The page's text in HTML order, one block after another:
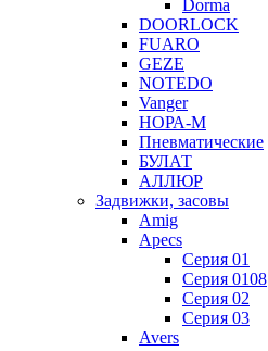
Dorma
DOORLOCK
FUARO
GEZE
NOTEDO
Vanger
НОРА-М
Пневматические
БУЛАТ
АЛЛЮР
Задвижки, засовы
Amig
Apecs
Серия 01
Серия 0108
Серия 02
Серия 03
Avers